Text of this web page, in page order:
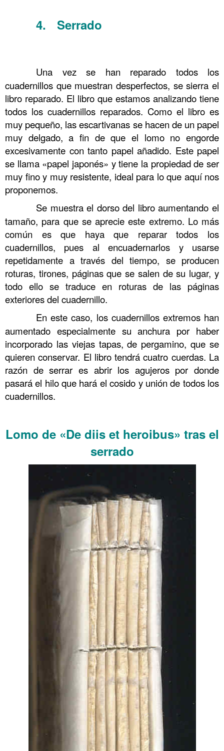
4. Serrado
Una vez se han reparado todos los
cuadernillos que muestran desperfectos, se sierra el
libro reparado. El libro que estamos analizando tiene
todos los cuadernillos reparados. Como el libro es
muy pequeño, las escartivanas se hacen de un papel
muy delgado, a fin de que el lomo no engorde
excesivamente con tanto papel añadido. Este papel
se llama «papel japonés» y tiene la propiedad de ser
muy fino y muy resistente, ideal para lo que aquí nos
proponemos.
Se muestra el dorso del libro aumentando el
tamaño, para que se aprecie este extremo. Lo más
común es que haya que reparar todos los
cuadernillos, pues al encuadernarlos y usarse
repetidamente a través del tiempo, se producen
roturas, tirones, páginas que se salen de su lugar, y
todo ello se traduce en roturas de las páginas
exteriores del cuadernillo.
En este caso, los cuadernillos extremos han
aumentado especialmente su anchura por haber
incorporado las viejas tapas, de pergamino, que se
quieren conservar. El libro tendrá cuatro cuerdas. La
razón de serrar es abrir los agujeros por donde
pasará el hilo que hará el cosido y unión de todos los
cuadernillos.
Lomo de «De diis et heroibus» tras el
serrado